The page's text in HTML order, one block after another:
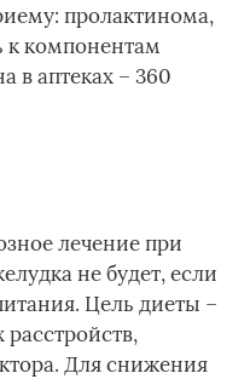
пролактинома,
к компонентам
в аптеках – 360
лечение при
не будет, если
Цель диеты –
Для снижения